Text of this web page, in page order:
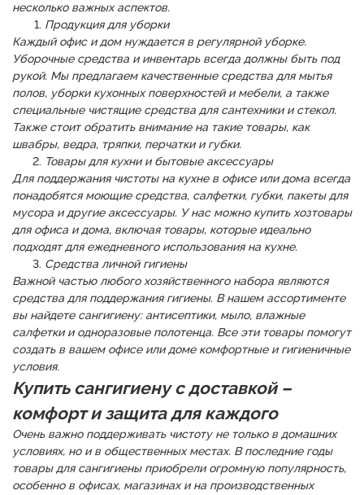
несколько важных аспектов.
Продукция для уборки
Каждый офис и дом нуждается в регулярной уборке.
Уборочные средства и инвентарь всегда должны быть под
рукой. Мы предлагаем качественные средства для мытья
полов, уборки кухонных поверхностей и мебели, а также
специальные чистящие средства для сантехники и стекол.
Также стоит обратить внимание на такие товары, как
швабры, ведра, тряпки, перчатки и губки.
Товары для кухни и бытовые аксессуары
Для поддержания чистоты на кухне в офисе или дома всегда
понадобятся моющие средства, салфетки, губки, пакеты для
мусора и другие аксессуары. У нас можно купить хозтовары
для офиса и дома, включая товары, которые идеально
подходят для ежедневного использования на кухне.
Средства личной гигиены
Важной частью любого хозяйственного набора являются
средства для поддержания гигиены. В нашем ассортименте
вы найдете сангигиену: антисептики, мыло, влажные
салфетки и одноразовые полотенца. Все эти товары помогут
создать в вашем офисе или доме комфортные и гигиеничные
условия.
Купить сангигиену с доставкой –
комфорт и защита для каждого
Очень важно поддерживать чистоту не только в домашних
условиях, но и в общественных местах. В последние годы
товары для сангигиены приобрели огромную популярность,
особенно в офисах, магазинах и на производственных